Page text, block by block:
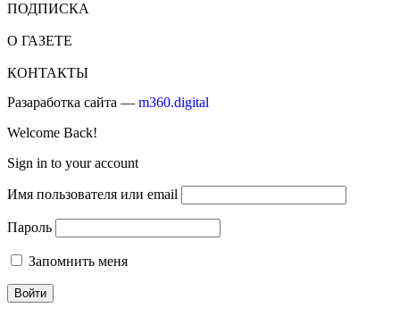
ПОДПИСКА
О ГАЗЕТЕ
КОНТАКТЫ
Разаработка сайта — m360.digital
Welcome Back!
Sign in to your account
Имя пользователя или email
Пароль
Запомнить меня